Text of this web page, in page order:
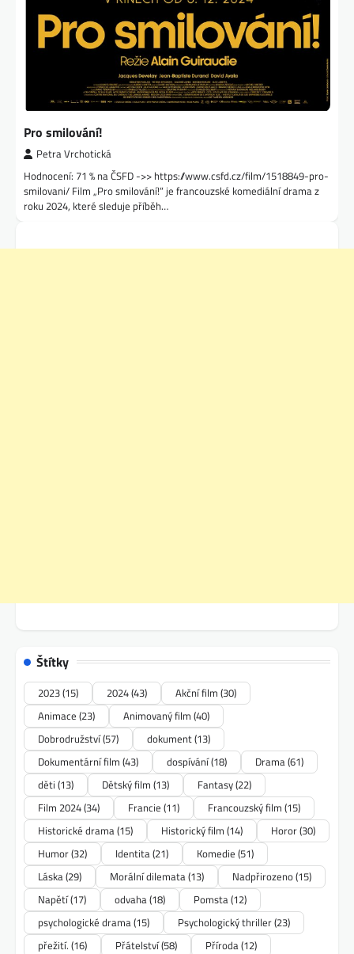
Pro smilování!
Petra Vrchotická
Hodnocení: 71 % na ČSFD ->> https://www.csfd.cz/film/1518849-pro-
smilovani/ Film „Pro smilování!“ je francouzské komediální drama z
roku 2024, které sleduje příběh…
Štítky
2023(15) 2024(43) Akční film (30)
Animace (23) Animovaný film (40)
Dobrodružství(57) dokument(13)
Dokumentární film (43) dospívání(18) Drama(61)
děti (13) Dětský film (13) Fantasy(22)
Film 2024(34) Francie (11) Francouzský film (15)
Historické drama(15) Historický film (14) Horor(30)
Humor(32) Identita(21) Komedie (51)
Láska(29) Morální dilemata(13) Nadpřirozeno(15)
Napětí(17) odvaha(18) Pomsta(12)
psychologické drama(15) Psychologický thriller(23)
přežití. (16) Přátelství(58) Příroda(12)